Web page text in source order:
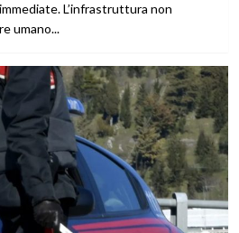
L’infrastruttura non
umano...